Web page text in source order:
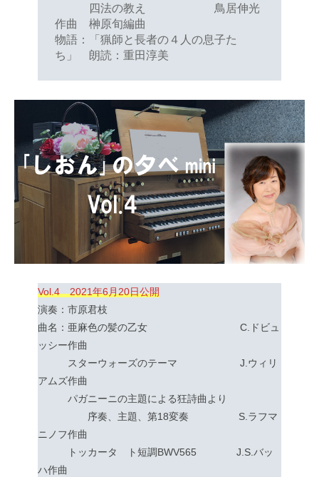
四法の教え　　　　　　鳥居伸光
作曲　榊原旬編曲
物語：「猟師と長者の４人の息子た
ち」　朗読：重田淳美
Vol.4 2021年6月20日公開
演奏：市原君枝
曲名：亜麻色の髪の乙女 C.ドビュ
ッシー作曲
スターウォーズのテーマ J.ウィリ
アムズ作曲
パガニーニの主題による狂詩曲より
序奏、主題、第18変奏 S.ラフマ
ニノフ作曲
トッカータ ト短調BWV565 J.S.バッ
ハ作曲